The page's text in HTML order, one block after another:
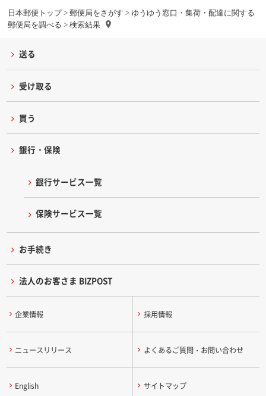
日本郵便トップ> 郵便局をさがす > ゆうゆう窓口・集荷・配達に関する
郵便局を調べる > 検索結果
送る
受け取る
買う
銀行・保険
銀行サービス一覧
保険サービス一覧
お手続き
法人のお客さま BIZPOST
企業情報 採用情報
ニュースリリース よくあるご質問・お問い合わせ
English サイトマップ